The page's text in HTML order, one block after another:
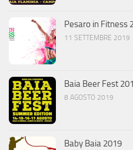
Pesaro in Fitness
11 SETTEMBRE 2019
Baia Beer Fest
8 AGOSTO 2019
Baby Baia 2019